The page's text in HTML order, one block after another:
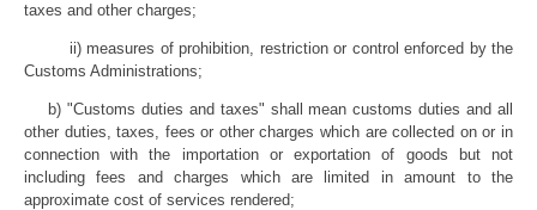
taxes and other charges;
ii) measures of prohibition, restriction or control enforced by the
Customs Administrations;
b) "Customs duties and taxes" shall mean customs duties and all
other duties, taxes, fees or other charges which are collected on or in
connection with the importation or exportation of goods but not
including fees and charges which are limited in amount to the
approximate cost of services rendered;